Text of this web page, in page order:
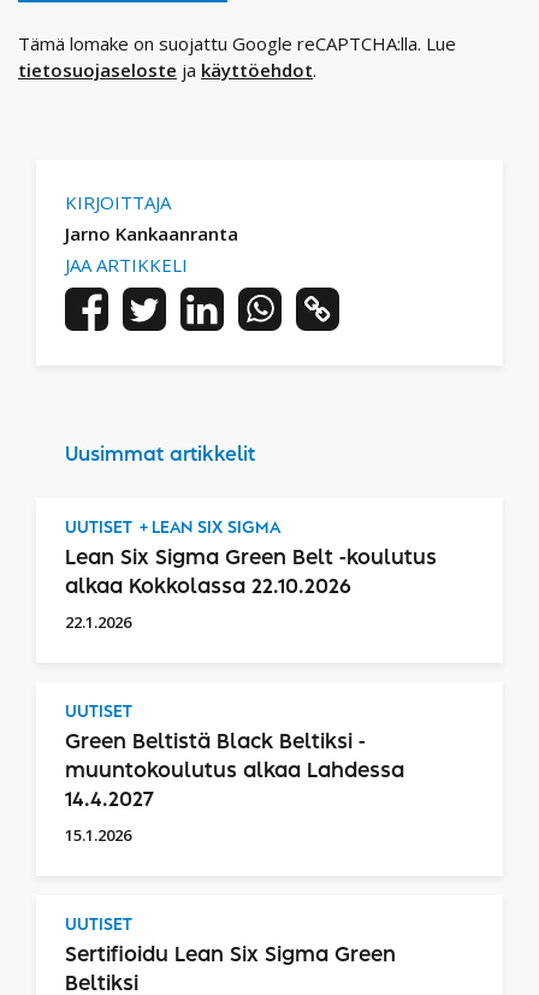
Tämä lomake on suojattu Google reCAPTCHA:lla. Lue
tietosuojaseloste ja käyttöehdot.
KIRJOITTAJA
Jarno Kankaanranta
JAA ARTIKKELI
Uusimmat artikkelit
UUTISET LEAN SIX SIGMA
Lean Six Sigma Green Belt -koulutus
alkaa Kokkolassa 22.10.2026
22.1.2026
UUTISET
Green Beltistä Black Beltiksi -
muuntokoulutus alkaa Lahdessa
14.4.2027
15.1.2026
UUTISET
Sertifioidu Lean Six Sigma Green
Beltiksi